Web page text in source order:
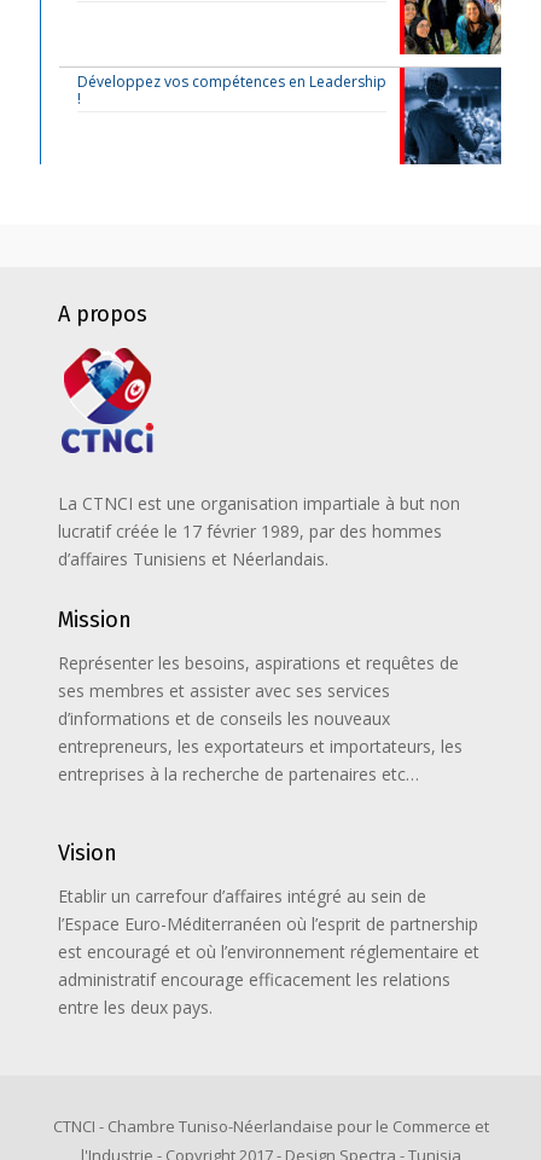
Développez vos compétences en Leadership
!
A propos
La CTNCI est une organisation impartiale à but non
lucratif créée le 17 février 1989, par des hommes
d’affaires Tunisiens et Néerlandais.
Mission
Représenter les besoins, aspirations et requêtes de
ses membres et assister avec ses services
d’informations et de conseils les nouveaux
entrepreneurs, les exportateurs et importateurs, les
entreprises à la recherche de partenaires etc…
Vision
Etablir un carrefour d’affaires intégré au sein de
l’Espace Euro-Méditerranéen où l’esprit de partnership
est encouragé et où l’environnement réglementaire et
administratif encourage efficacement les relations
entre les deux pays.
CTNCI - Chambre Tuniso-Néerlandaise pour le Commerce et
l'Industrie - Copyright 2017 - Design Spectra - Tunisia